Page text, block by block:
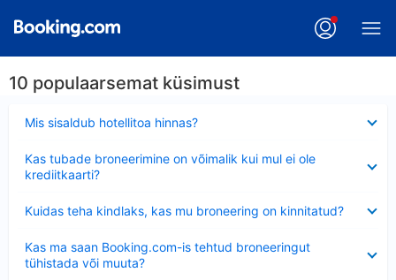
10 populaarsemat küsimust
Mis sisaldub hotellitoa hinnas?
Kas tubade broneerimine on võimalik kui mul ei ole
krediitkaarti?
Kuidas teha kindlaks, kas mu broneering on kinnitatud?
Kas ma saan Booking.com-is tehtud broneeringut
tühistada või muuta?